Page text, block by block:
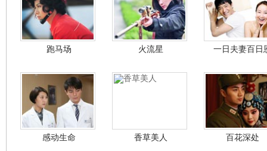
跑马场 火流星 一日夫妻百日
感动生命 香草美人 百花深处